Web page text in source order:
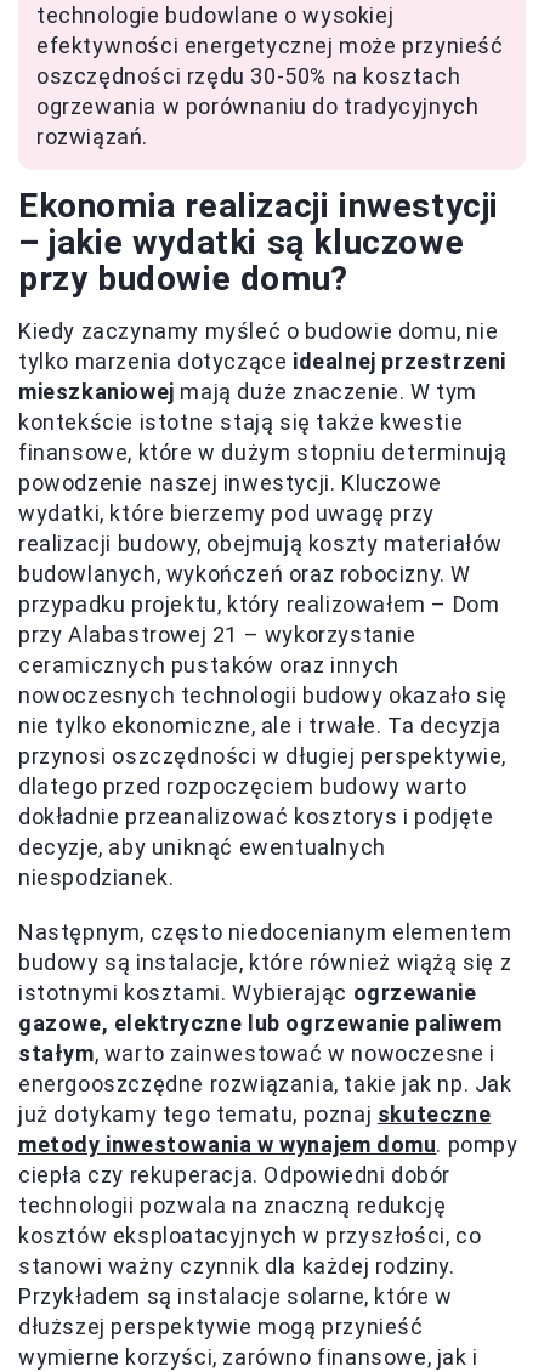
technologie budowlane o wysokiej
efektywności energetycznej może przynieść
oszczędności rzędu 30-50% na kosztach
ogrzewania w porównaniu do tradycyjnych
rozwiązań.
Ekonomia realizacji inwestycji
– jakie wydatki są kluczowe
przy budowie domu?
Kiedy zaczynamy myśleć o budowie domu, nie
tylko marzenia dotyczące idealnej przestrzeni
mieszkaniowej mają duże znaczenie. W tym
kontekście istotne stają się także kwestie
finansowe, które w dużym stopniu determinują
powodzenie naszej inwestycji. Kluczowe
wydatki, które bierzemy pod uwagę przy
realizacji budowy, obejmują koszty materiałów
budowlanych, wykończeń oraz robocizny. W
przypadku projektu, który realizowałem – Dom
przy Alabastrowej 21 – wykorzystanie
ceramicznych pustaków oraz innych
nowoczesnych technologii budowy okazało się
nie tylko ekonomiczne, ale i trwałe. Ta decyzja
przynosi oszczędności w długiej perspektywie,
dlatego przed rozpoczęciem budowy warto
dokładnie przeanalizować kosztorys i podjęte
decyzje, aby uniknąć ewentualnych
niespodzianek.
Następnym, często niedocenianym elementem
budowy są instalacje, które również wiążą się z
istotnymi kosztami. Wybierając ogrzewanie
gazowe, elektryczne lub ogrzewanie paliwem
stałym, warto zainwestować w nowoczesne i
energooszczędne rozwiązania, takie jak np. Jak
już dotykamy tego tematu, poznaj skuteczne
metody inwestowania w wynajem domu. pompy
ciepła czy rekuperacja. Odpowiedni dobór
technologii pozwala na znaczną redukcję
kosztów eksploatacyjnych w przyszłości, co
stanowi ważny czynnik dla każdej rodziny.
Przykładem są instalacje solarne, które w
dłuższej perspektywie mogą przynieść
wymierne korzyści, zarówno finansowe, jak i